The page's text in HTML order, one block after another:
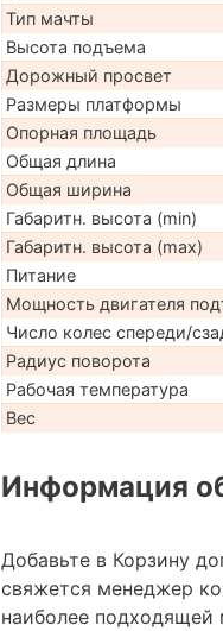
Тип мачты
Высота подъема
Дорожный просвет
Размеры платформы
Опорная площадь
Общая длина
Общая ширина
Габаритн. высота (min)
Габаритн. высота (max)
Питание
Мощность двигателя
Число колес спереди/
Радиус поворота
Рабочая температура
Вес
Информация
Добавьте в Корзину
свяжется менеджер
наиболее подходящей